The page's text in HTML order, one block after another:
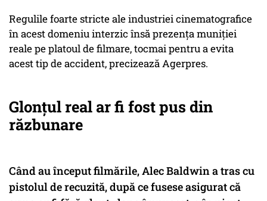
Regulile foarte stricte ale industriei cinematografice
în acest domeniu interzic însă prezenţa muniţiei
reale pe platoul de filmare, tocmai pentru a evita
acest tip de accident, precizează Agerpres.
Glonțul real ar fi fost pus din
răzbunare
Când au început filmările, Alec Baldwin a tras cu
pistolul de recuzită, după ce fusese asigurat că